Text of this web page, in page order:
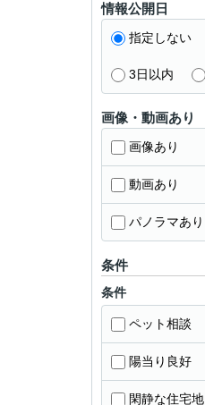
情報公開日
指定しない
3日以内
画像・動画あり
画像あり
動画あり
パノラマあり
条件
条件
ペット相談
陽当り良好
閑静な住宅地